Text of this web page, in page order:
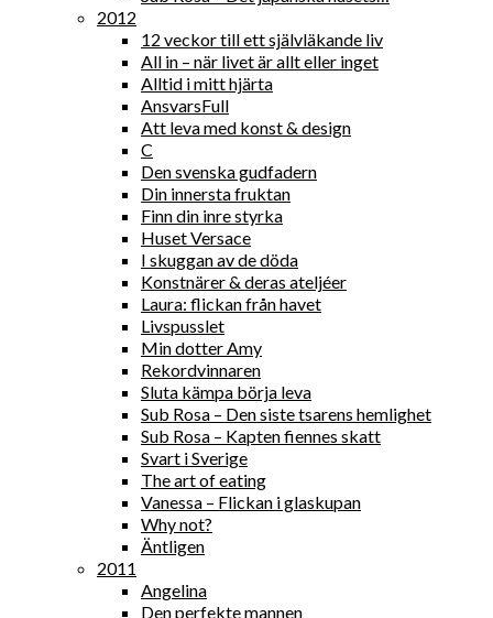
2012
12 veckor till ett självläkande liv
All in – när livet är allt eller inget
Alltid i mitt hjärta
AnsvarsFull
Att leva med konst & design
C
Den svenska gudfadern
Din innersta fruktan
Finn din inre styrka
Huset Versace
I skuggan av de döda
Konstnärer & deras ateljéer
Laura: flickan från havet
Livspusslet
Min dotter Amy
Rekordvinnaren
Sluta kämpa börja leva
Sub Rosa – Den siste tsarens hemlighet
Sub Rosa – Kapten fiennes skatt
Svart i Sverige
The art of eating
Vanessa – Flickan i glaskupan
Why not?
Äntligen
2011
Angelina
Den perfekte mannen